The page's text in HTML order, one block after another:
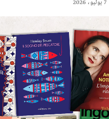
7 يوليو، 2026